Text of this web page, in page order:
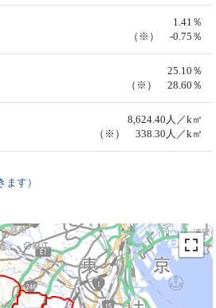
1.41％
（※） -0.75％
25.10％
（※） 28.60％
8,624.40人／k㎡
（※） 338.30人／k㎡
す）